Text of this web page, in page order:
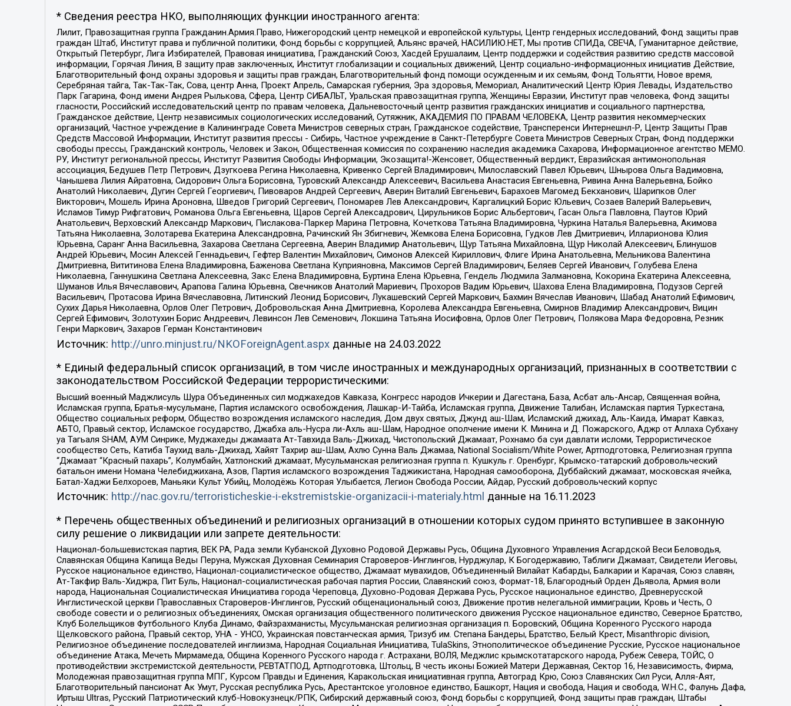
* Сведения реестра НКО, выполняющих функции иностранного агента:
Лилит, Правозащитная группа Гражданин.Армия.Право, Нижегородский центр немецкой и европейской культуры, Центр гендерных исследований, Фонд защиты прав
граждан Штаб, Институт права и публичной политики, Фонд борьбы с коррупцией, Альянс врачей, НАСИЛИЮ.НЕТ, Мы против СПИДа, СВЕЧА, Гуманитарное действие,
Открытый Петербург, Лига Избирателей, Правовая инициатива, Гражданский Союз, Хасдей Ерушалаим, Центр поддержки и содействия развитию средств массовой
информации, Горячая Линия, В защиту прав заключенных, Институт глобализации и социальных движений, Центр социально-информационных инициатив Действие,
Благотворительный фонд охраны здоровья и защиты прав граждан, Благотворительный фонд помощи осужденным и их семьям, Фонд Тольятти, Новое время,
Серебряная тайга, Так-Так-Так, Сова, центр Анна, Проект Апрель, Самарская губерния, Эра здоровья, Мемориал, Аналитический Центр Юрия Левады, Издательство
Парк Гагарина, Фонд имени Андрея Рылькова, Сфера, Центр СИБАЛЬТ, Уральская правозащитная группа, Женщины Евразии, Институт прав человека, Фонд защиты
гласности, Российский исследовательский центр по правам человека, Дальневосточный центр развития гражданских инициатив и социального партнерства,
Гражданское действие, Центр независимых социологических исследований, Сутяжник, АКАДЕМИЯ ПО ПРАВАМ ЧЕЛОВЕКА, Центр развития некоммерческих
организаций, Частное учреждение в Калининграде Совета Министров северных стран, Гражданское содействие, Трансперенси Интернешнл-Р, Центр Защиты Прав
Средств Массовой Информации, Институт развития прессы - Сибирь, Частное учреждение в Санкт-Петербурге Совета Министров Северных Стран, Фонд поддержки
свободы прессы, Гражданский контроль, Человек и Закон, Общественная комиссия по сохранению наследия академика Сахарова, Информационное агентство МЕМО.
РУ, Институт региональной прессы, Институт Развития Свободы Информации, Экозащита!-Женсовет, Общественный вердикт, Евразийская антимонопольная
ассоциация, Бедушев Петр Петрович, Дзугкоева Регина Николаевна, Кривенко Сергей Владимирович, Милославский Павел Юрьевич, Шнырова Ольга Вадимовна,
Чанышева Лилия Айратовна, Сидорович Ольга Борисовна, Туровский Александр Алексеевич, Васильева Анастасия Евгеньевна, Ривина Анна Валерьевна, Бойко
Анатолий Николаевич, Дугин Сергей Георгиевич, Пивоваров Андрей Сергеевич, Аверин Виталий Евгеньевич, Барахоев Магомед Бекханович, Шарипков Олег
Викторович, Мошель Ирина Ароновна, Шведов Григорий Сергеевич, Пономарев Лев Александрович, Каргалицкий Борис Юльевич, Созаев Валерий Валерьевич,
Исламов Тимур Рифгатович, Романова Ольга Евгеньевна, Щаров Сергей Алексадрович, Цирульников Борис Альбертович, Гасан Ольга Павловна, Паутов Юрий
Анатольевич, Верховский Александр Маркович, Пислакова-Паркер Марина Петровна, Кочеткова Татьяна Владимировна, Чуркина Наталья Валерьевна, Акимова
Татьяна Николаевна, Золотарева Екатерина Александровна, Рачинский Ян Збигневич, Жемкова Елена Борисовна, Гудков Лев Дмитриевич, Илларионова Юлия
Юрьевна, Саранг Анна Васильевна, Захарова Светлана Сергеевна, Аверин Владимир Анатольевич, Щур Татьяна Михайловна, Щур Николай Алексеевич, Блинушов
Андрей Юрьевич, Мосин Алексей Геннадьевич, Гефтер Валентин Михайлович, Симонов Алексей Кириллович, Флиге Ирина Анатольевна, Мельникова Валентина
Дмитриевна, Вититинова Елена Владимировна, Баженова Светлана Куприяновна, Максимов Сергей Владимирович, Беляев Сергей Иванович, Голубева Елена
Николаевна, Ганнушкина Светлана Алексеевна, Закс Елена Владимировна, Буртина Елена Юрьевна, Гендель Людмила Залмановна, Кокорина Екатерина Алексеевна,
Шуманов Илья Вячеславович, Арапова Галина Юрьевна, Свечников Анатолий Мариевич, Прохоров Вадим Юрьевич, Шахова Елена Владимировна, Подузов Сергей
Васильевич, Протасова Ирина Вячеславовна, Литинский Леонид Борисович, Лукашевский Сергей Маркович, Бахмин Вячеслав Иванович, Шабад Анатолий Ефимович,
Сухих Дарья Николаевна, Орлов Олег Петрович, Добровольская Анна Дмитриевна, Королева Александра Евгеньевна, Смирнов Владимир Александрович, Вицин
Сергей Ефимович, Золотухин Борис Андреевич, Левинсон Лев Семенович, Локшина Татьяна Иосифовна, Орлов Олег Петрович, Полякова Мара Федоровна, Резник
Генри Маркович, Захаров Герман Константинович
Источник: http://unro.minjust.ru/NKOForeignAgent.aspxданные на 24.03.2022
* Единый федеральный список организаций, в том числе иностранных и международных организаций, признанных в соответствии с
законодательством Российской Федерации террористическими:
Высший военный Маджлисуль Шура Объединенных сил моджахедов Кавказа, Конгресс народов Ичкерии и Дагестана, База, Асбат аль-Ансар, Священная война,
Исламская группа, Братья-мусульмане, Партия исламского освобождения, Лашкар-И-Тайба, Исламская группа, Движение Талибан, Исламская партия Туркестана,
Общество социальных реформ, Общество возрождения исламского наследия, Дом двух святых, Джунд аш-Шам, Исламский джихад, Аль-Каида, Имарат Кавказ,
АБТО, Правый сектор, Исламское государство, Джабха аль-Нусра ли-Ахль аш-Шам, Народное ополчение имени К. Минина и Д. Пожарского, Аджр от Аллаха Субхану
уа Тагьаля SHAM, АУМ Синрике, Муджахеды джамаата Ат-Тавхида Валь-Джихад, Чистопольский Джамаат, Рохнамо ба суи давлати исломи, Террористическое
сообщество Сеть, Катиба Таухид валь-Джихад, Хайят Тахрир аш-Шам, Ахлю Сунна Валь Джамаа, National Socialism/White Power, Артподготовка, Религиозная группа
“Джамаат “Красный пахарь”, Колумбайн, Хатлонский джамаат, Мусульманская религиозная группа п. Кушкуль г. Оренбург, Крымско-татарский добровольческий
батальон имени Номана Челебиджихана, Азов, Партия исламского возрождения Таджикистана, Народная самооборона, Дуббайский джамаат, московская ячейка,
Батал-Хаджи Белхороев, Маньяки Культ Убийц, Молодёжь Которая Улыбается, Легион Свобода России, Айдар, Русский добровольческий корпус
Источник: http://nac.gov.ru/terroristicheskie-i-ekstremistskie-organizacii-i-materialy.html данные на 16.11.2023
* Перечень общественных объединений и религиозных организаций в отношении которых судом принято вступившее в законную
силу решение о ликвидации или запрете деятельности:
Национал-большевистская партия, ВЕК РА, Рада земли Кубанской Духовно Родовой Державы Русь, Община Духовного Управления Асгардской Веси Беловодья,
Славянская Община Капища Веды Перуна, Мужская Духовная Семинария Староверов-Инглингов, Нурджулар, К Богодержавию, Таблиги Джамаат, Свидетели Иеговы,
Русское национальное единство, Национал-социалистическое общество, Джамаат мувахидов, Объединенный Вилайат Кабарды, Балкарии и Карачая, Союз славян,
Ат-Такфир Валь-Хиджра, Пит Буль, Национал-социалистическая рабочая партия России, Славянский союз, Формат-18, Благородный Орден Дьявола, Армия воли
народа, Национальная Социалистическая Инициатива города Череповца, Духовно-Родовая Держава Русь, Русское национальное единство, Древнерусской
Инглистической церкви Православных Староверов-Инглингов, Русский общенациональный союз, Движение против нелегальной иммиграции, Кровь и Честь, О
свободе совести и о религиозных объединениях, Омская организация общественного политического движения Русское национальное единство, Северное Братство,
Клуб Болельщиков Футбольного Клуба Динамо, Файзрахманисты, Мусульманская религиозная организация п. Боровский, Община Коренного Русского народа
Щелковского района, Правый сектор, УНА - УНСО, Украинская повстанческая армия, Тризуб им. Степана Бандеры, Братство, Белый Крест, Misanthropic division,
Религиозное объединение последователей инглиизма, Народная Социальная Инициатива, TulaSkins, Этнополитическое объединение Русские, Русское национальное
объединение Атака, Мечеть Мирмамеда, Община Коренного Русского народа г. Астрахани, ВОЛЯ, Меджлис крымскотатарского народа, Рубеж Севера, ТОЙС, О
противодействии экстремистской деятельности, РЕВТАТПОД, Артподготовка, Штольц, В честь иконы Божией Матери Державная, Сектор 16, Независимость, Фирма,
Молодежная правозащитная группа МПГ, Курсом Правды и Единения, Каракольская инициативная группа, Автоград Крю, Союз Славянских Сил Руси, Алля-Аят,
Благотворительный пансионат Ак Умут, Русская республика Русь, Арестантское уголовное единство, Башкорт, Нация и свобода, Нация и свобода, W.H.С., Фалунь Дафа,
Иртыш Ultras, Русский Патриотический клуб-Новокузнецк/РПК, Сибирский державный союз, Фонд борьбы с коррупцией, Фонд защиты прав граждан, Штабы